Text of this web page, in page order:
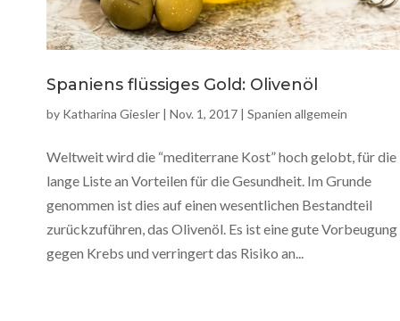
Spaniens flüssiges Gold: Olivenöl
by Katharina Giesler | Nov. 1, 2017 | Spanien allgemein
Weltweit wird die “mediterrane Kost” hoch gelobt, für die
lange Liste an Vorteilen für die Gesundheit. Im Grunde
genommen ist dies auf einen wesentlichen Bestandteil
zurückzuführen, das Olivenöl. Es ist eine gute Vorbeugung
gegen Krebs und verringert das Risiko an...